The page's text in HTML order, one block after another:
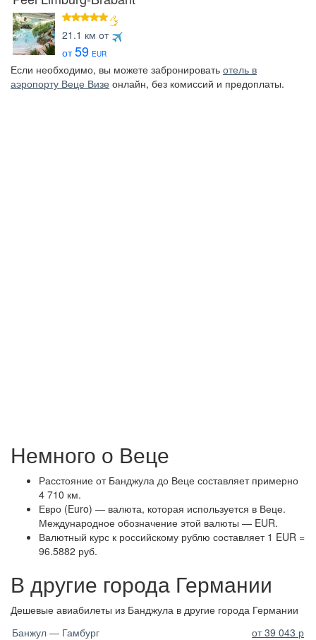
звезд
21.1 км от
от59 EUR
Если необходимо, вы можете забронировать отель в
аэропорту Веце Визе онлайн, без комиссий и предоплаты.
Немного о Веце
Расстояние от Банджула до Веце составляет примерно
4 710 км.
Евро (Euro) — валюта, которая используется в Веце.
Международное обозначение этой валюты — EUR.
Валютный курс к российскому рублю составляет 1 EUR =
96.5882 руб.
В другие города Германии
Дешевые авиабилеты из Банджула в другие города Германии
Банжул — Гамбург
от 39 043 р